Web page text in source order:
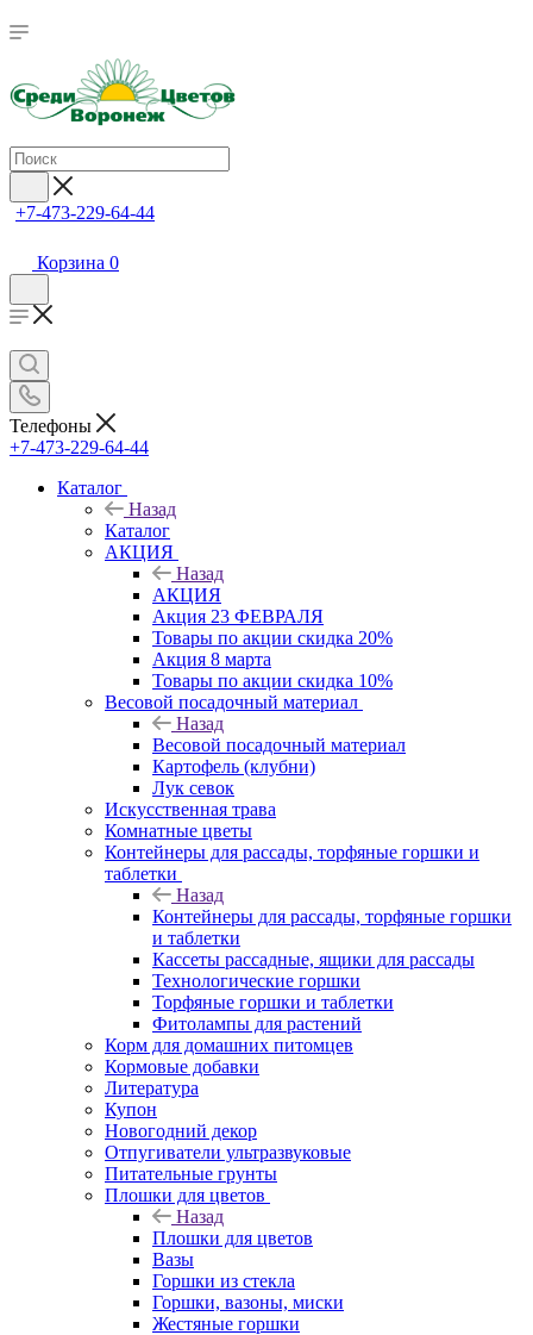
+7-473-229-64-44
Корзина 0
Телефоны
+7-473-229-64-44
Каталог
Назад
Каталог
АКЦИЯ
Назад
АКЦИЯ
Акция 23 ФЕВРАЛЯ
Товары по акции скидка 20%
Акция 8 марта
Товары по акции скидка 10%
Весовой посадочный материал
Назад
Весовой посадочный материал
Картофель (клубни)
Лук севок
Искусственная трава
Комнатные цветы
Контейнеры для рассады, торфяные горшки и
таблетки
Назад
Контейнеры для рассады, торфяные горшки
и таблетки
Кассеты рассадные, ящики для рассады
Технологические горшки
Торфяные горшки и таблетки
Фитолампы для растений
Корм для домашних питомцев
Кормовые добавки
Литература
Купон
Новогодний декор
Отпугиватели ультразвуковые
Питательные грунты
Плошки для цветов
Назад
Плошки для цветов
Вазы
Горшки из стекла
Горшки, вазоны, миски
Жестяные горшки